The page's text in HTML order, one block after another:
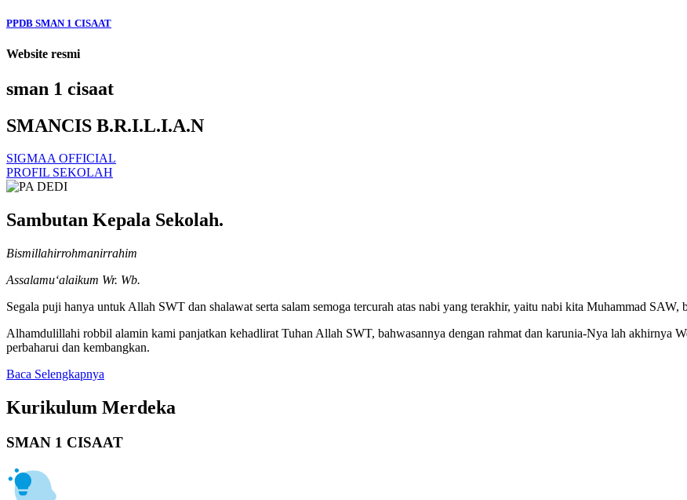
PPDB SMAN 1 CISAAT
Website resmi
sman 1 cisaat
SMANCIS B.R.I.L.I.A.N
SIGMAA OFFICIAL
PROFIL SEKOLAH
Sambutan Kepala Sekolah.
Bismillahirrohmanirrahim
Assalamu‘alaikum Wr. Wb.
Segala puji hanya untuk Allah SWT dan shalawat serta salam semoga tercurah atas nabi yang terakhir, yaitu nabi kita Muhammad SAW,
Alhamdulillahi robbil alamin kami panjatkan kehadlirat Tuhan Allah SWT, bahwasannya dengan rahmat dan karunia-Nya lah akhirnya
perbaharui dan kembangkan.
Baca Selengkapnya
Kurikulum Merdeka
SMAN 1 CISAAT